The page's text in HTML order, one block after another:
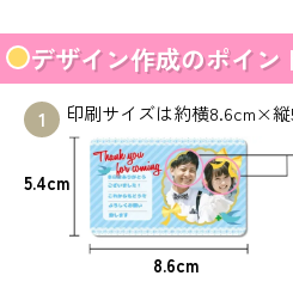
デザイン作成のポイン
印刷サイズは約横8.6cm×縦
8.6cm
5.4cm